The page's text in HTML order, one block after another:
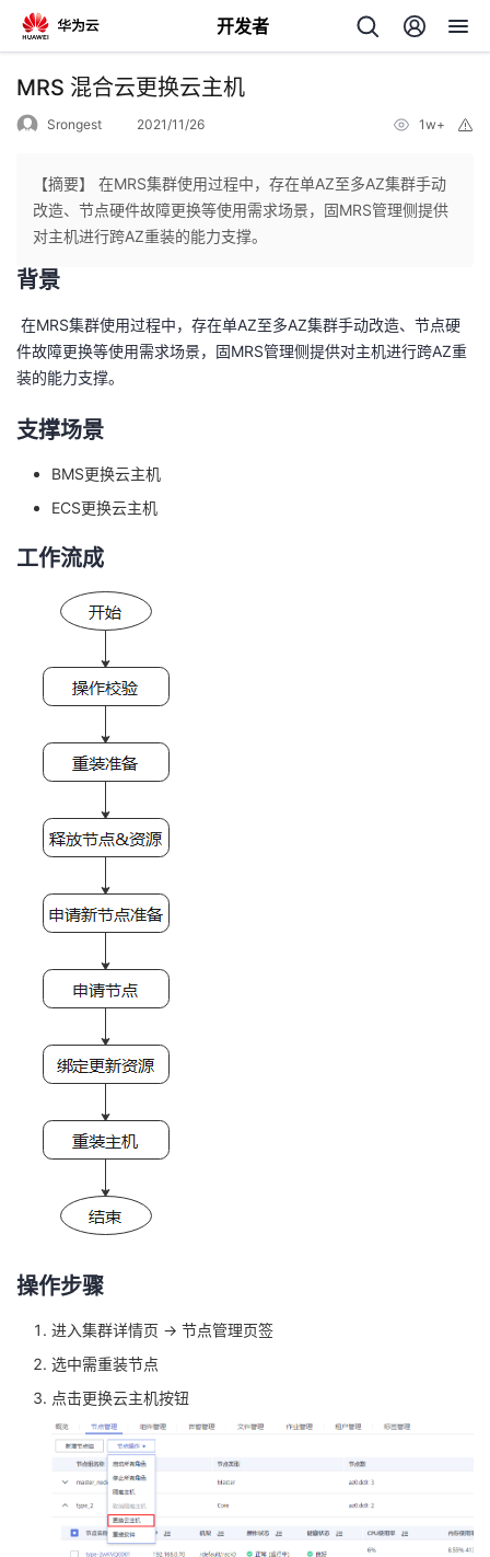
开发者
返
个
人
主
页
我
的
开
发
客
论
的
子
我
直
播
的
活
我
的
注
我
开
发
我
的
程
我
认
的
我
的
Programs
我
的
的
技
术
支
我
的
云
声
MRS 混合云更换云主机
Srongest 2021/11/26 1w+
【摘要】 在MRS集群使用过程中，存在单AZ至多AZ集群手动
改造、节点硬件故障更换等使用需求场景，固MRS管理侧提供
对主机进行跨AZ重装的能力支撑。
背景
​ 在MRS集群使用过程中，存在单AZ至多AZ集群手动改造、节点硬
件故障更换等使用需求场景，固MRS管理侧提供对主机进行跨AZ重
装的能力支撑。
支撑场景
BMS更换云主机
ECS更换云主机
工作流成
操作步骤
进入集群详情页 -> 节点管理页签
选中需重装节点
点击更换云主机按钮